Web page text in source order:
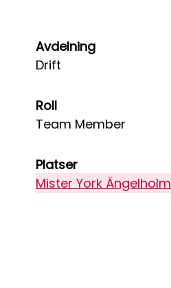
Avdelning
Drift
Roll
Team Member
Platser
Mister York Ängelholm